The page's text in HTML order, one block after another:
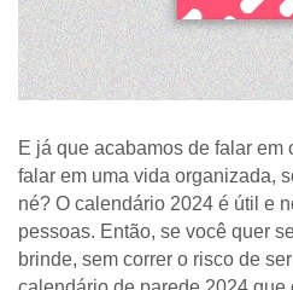
E já que acabamos de falar
falar em uma vida organizada,
né? O calendário 2024 é útil e
pessoas. Então, se você quer
brinde, sem correr o risco de